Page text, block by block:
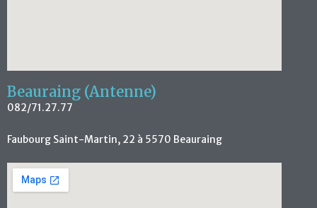
Beauraing (Antenne)
082/71.27.77
Faubourg Saint-Martin, 22 à 5570 Beauraing